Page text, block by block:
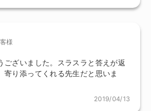
様
ございました。スラスラと答えが返
寄り添ってくれる先生だと思いま
2019/04/13